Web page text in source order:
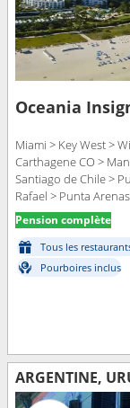
Oceania
Miami > Key West >
Carthagene CO >
Santiago de Chile >
Rafael > Punta
Punta del Este >
Pension complète
Tous les
Pourboires inclus
ARGENTINE,